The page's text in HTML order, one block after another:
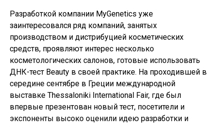
Разработкой компании MyGenetics уже
заинтересовался ряд компаний, занятых
производством и дистрибуцией косметических
средств, проявляют интерес несколько
косметологических салонов, готовые использовать
ДНК-тест Beauty в своей практике. На проходившей в
середине сентябре в Греции международной
выставке Thessaloniki International Fair, где был
впервые презентован новый тест, посетители и
экспоненты высоко оценили идею разработки и